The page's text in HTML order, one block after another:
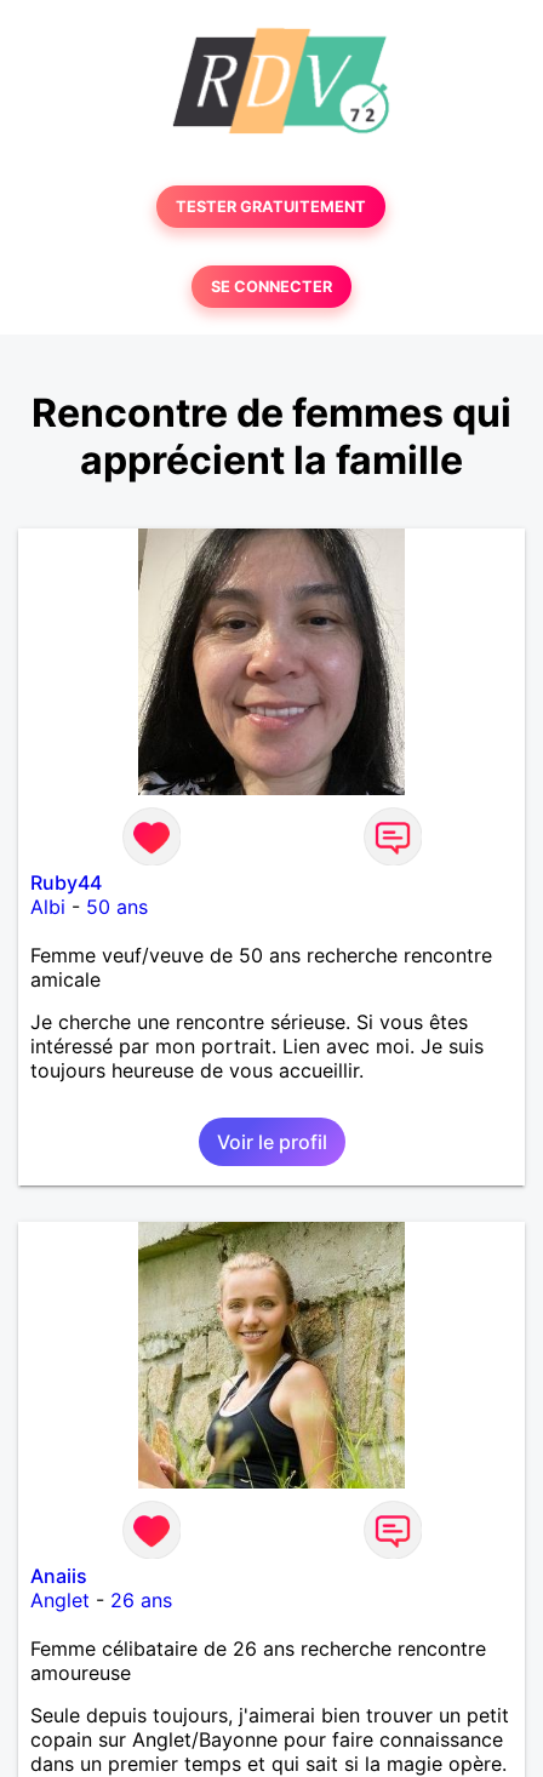
TESTER GRATUITEMENT
SE CONNECTER
Rencontre de femmes qui
apprécient la famille
Ruby44
Albi - 50 ans
Femme veuf/veuve de 50 ans recherche rencontre
amicale
Je cherche une rencontre sérieuse. Si vous êtes
intéressé par mon portrait. Lien avec moi. Je suis
toujours heureuse de vous accueillir.
Voir le profil
Anaiis
Anglet - 26 ans
Femme célibataire de 26 ans recherche rencontre
amoureuse
Seule depuis toujours, j'aimerai bien trouver un petit
copain sur Anglet/Bayonne pour faire connaissance
dans un premier temps et qui sait si la magie opère.